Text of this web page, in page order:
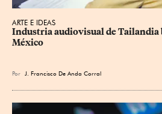
ARTE E IDEAS
Industria audiovisual de Tailandia
México
Por J. Francisco De Anda Corral